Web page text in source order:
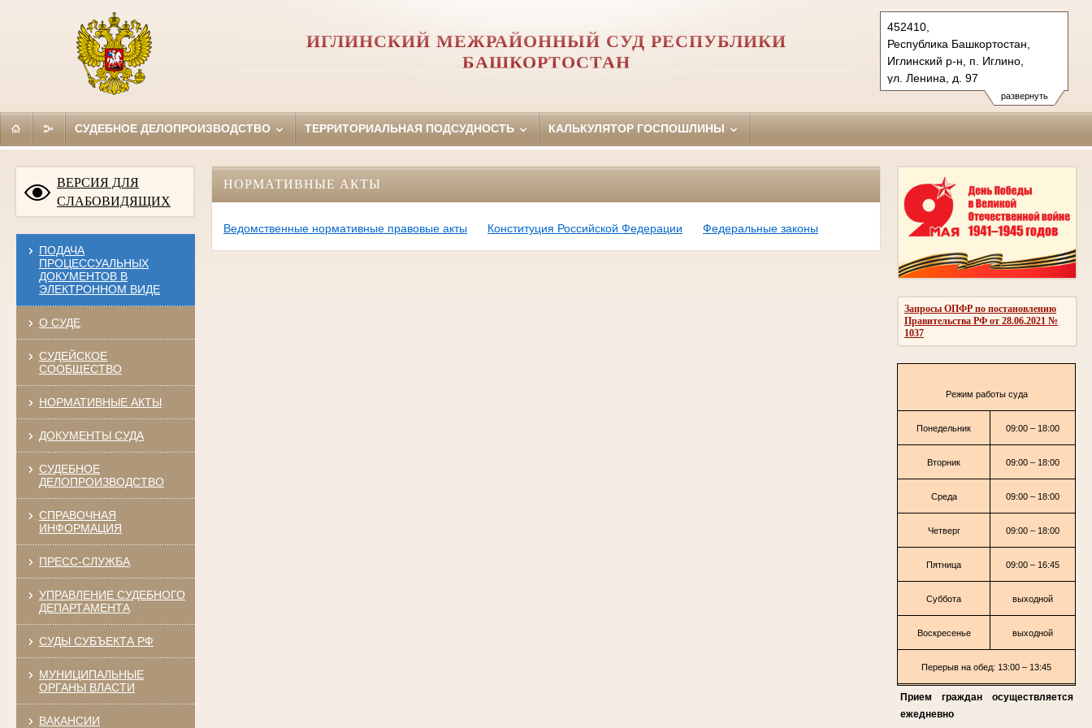
развернуть
452410,
Республика Башкортостан,
Иглинский р-н, п. Иглино,
ул. Ленина, д. 97
Тел.: (34795) 2-12-42
iglinsky.bkr@sudrf.ru
ИГЛИНСКИЙ МЕЖРАЙОННЫЙ СУД РЕСПУБЛИКИ
БАШКОРТОСТАН
СУДЕБНОЕ ДЕЛОПРОИЗВОДСТВО ТЕРРИТОРИАЛЬНАЯ ПОДСУДНОСТЬ КАЛЬКУЛЯТОР ГОСПОШЛИНЫ
ВЕРСИЯ ДЛЯ
СЛАБОВИДЯЩИХ
ПОДАЧА
ПРОЦЕССУАЛЬНЫХ
ДОКУМЕНТОВ В
ЭЛЕКТРОННОМ ВИДЕ
О СУДЕ
СУДЕЙСКОЕ
СООБЩЕСТВО
НОРМАТИВНЫЕ АКТЫ
ДОКУМЕНТЫ СУДА
СУДЕБНОЕ
ДЕЛОПРОИЗВОДСТВО
СПРАВОЧНАЯ
ИНФОРМАЦИЯ
ПРЕСС-СЛУЖБА
УПРАВЛЕНИЕ СУДЕБНОГО
ДЕПАРТАМЕНТА
СУДЫ СУБЪЕКТА РФ
МУНИЦИПАЛЬНЫЕ
ОРГАНЫ ВЛАСТИ
ВАКАНСИИ
Запросы ОПФР по постановлению
Правительства РФ от 28.06.2021 №
1037
Режим работы суда
Понедельник 09:00 – 18:00
Вторник 09:00 – 18:00
Среда 09:00 – 18:00
Четверг 09:00 – 18:00
Пятница 09:00 – 16:45
Суббота выходной
Воскресенье выходной
Перерыв на обед: 13:00 – 13:45
Прием граждан осуществляется
ежедневно
НОРМАТИВНЫЕ АКТЫ
Ведомственные нормативные правовые акты Конституция Российской Федерации Федеральные законы